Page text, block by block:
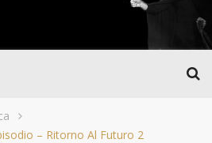
– Ritorno Al Futuro 2